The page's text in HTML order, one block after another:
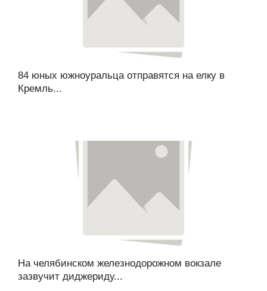
84 юных южноуральца отправятся на елку в
Кремль...
На челябинском железнодорожном вокзале
зазвучит диджериду...